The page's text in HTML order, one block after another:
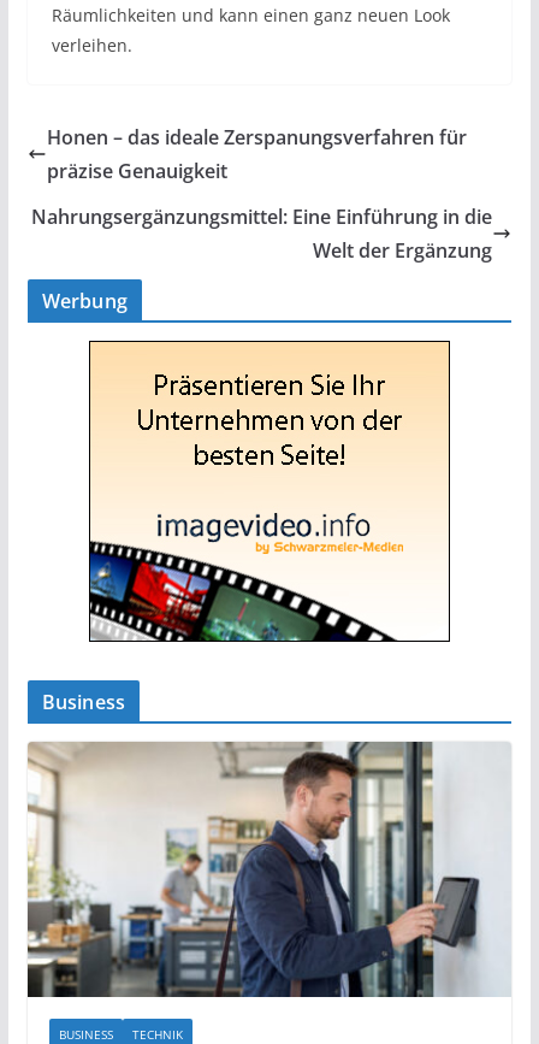
Räumlichkeiten und kann einen ganz neuen Look
verleihen.
Honen – das ideale Zerspanungsverfahren für
präzise Genauigkeit
Nahrungsergänzungsmittel: Eine Einführung in die
Welt der Ergänzung
Werbung
Business
BUSINESS TECHNIK